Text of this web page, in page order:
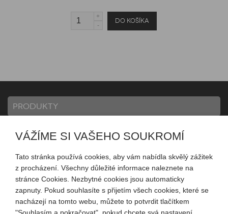
PRODUKTY
INFORMACE
MŮJ ÚČET
SLEDUJTE NÁS
VÁŽÍME SI VAŠEHO SOUKROMÍ
Tato stránka používá cookies, aby vám nabídla skvělý zážitek
z procházení. Všechny důležité informace naleznete na
stránce Cookies. Nezbytné cookies jsou automaticky
zapnuty. Pokud souhlasíte s přijetím všech cookies, které se
nacházejí na tomto webu, můžete to potvrdit tlačítkem